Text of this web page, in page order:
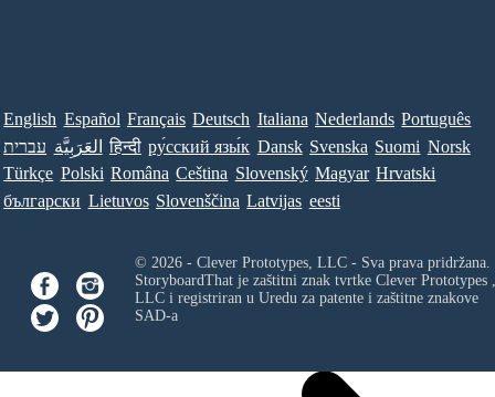
English Español Français Deutsch Italiana Nederlands Português
עברית العَرَبِيَّة हिन्दी ру́сский язы́к Dansk Svenska Suomi Norsk
Türkçe Polski Româna Ceština Slovenský Magyar Hrvatski
български Lietuvos Slovenščina Latvijas eesti
© 2026 - Clever Prototypes, LLC - Sva prava pridržana.
StoryboardThat je zaštitni znak tvrtke Clever Prototypes ,
LLCi registriran u Uredu za patente i zaštitne znakove
SAD-a